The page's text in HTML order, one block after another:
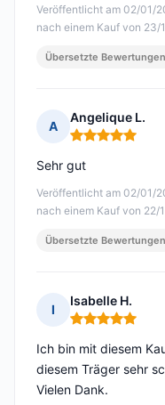
Veröffentlicht am 02/01/
nach einem Kauf von 23/
Übersetzte Bewertungen
A
Angelique L.
Hinweis: 5 von 5
Veröffentlicht am 02/01/
nach einem Kauf von 22/
Sehr gut
Übersetzte Bewertungen
I
Isabelle H.
Hinweis: 5 von 5
Ich bin mit diesem
diesem Träger sehr
Vielen Dank.